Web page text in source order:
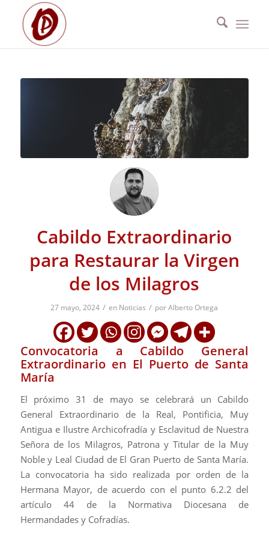
Cabildo Extraordinario
para Restaurar la Virgen
de los Milagros
27 mayo, 2024 / en Noticias / porAlberto Ortega
Convocatoria a Cabildo General
Extraordinario en El Puerto de Santa
María
El próximo 31 de mayo se celebrará un Cabildo
General Extraordinario de la Real, Pontificia, Muy
Antigua e Ilustre Archicofradía y Esclavitud de Nuestra
Señora de los Milagros, Patrona y Titular de la Muy
Noble y Leal Ciudad de El Gran Puerto de Santa María.
La convocatoria ha sido realizada por orden de la
Hermana Mayor, de acuerdo con el punto 6.2.2 del
artículo 44 de la Normativa Diocesana de
Hermandades y Cofradías.